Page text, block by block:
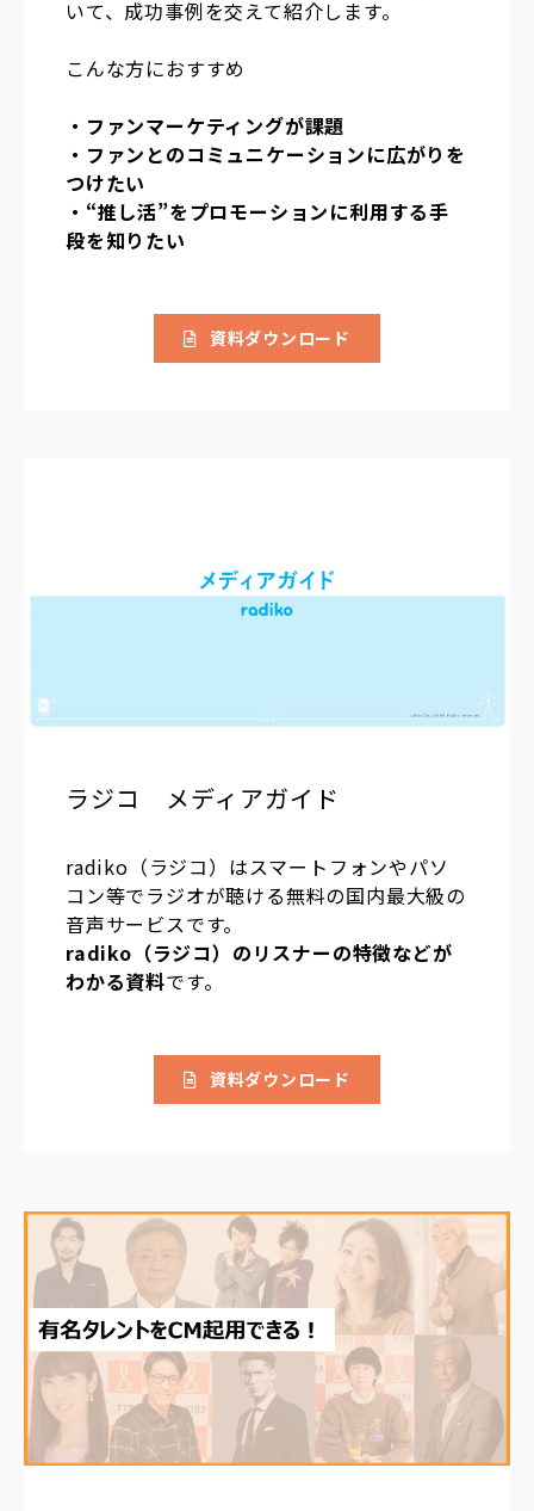
いて、成功事例を交えて紹介します。
こんな方におすすめ
・ファンマーケティングが課題
・ファンとのコミュニケーションに広がりを
つけたい
・“推し活”をプロモーションに利用する手
段を知りたい
資料ダウンロード
ラジコ　メディアガイド
radiko（ラジコ）はスマートフォンやパソ
コン等でラジオが聴ける無料の国内最大級の
音声サービスです。
radiko（ラジコ）のリスナーの特徴などが
わかる資料です。
資料ダウンロード